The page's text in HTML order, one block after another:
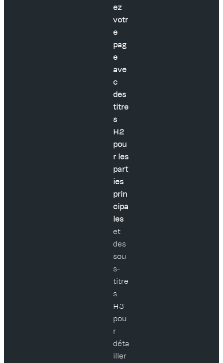
ez
votr
e
pag
e
ave
c
des
titre
s
H2
pou
r les
part
ies
prin
cipa
les
et
des
sou
s-
titre
s
H3
pou
r
déta
iller